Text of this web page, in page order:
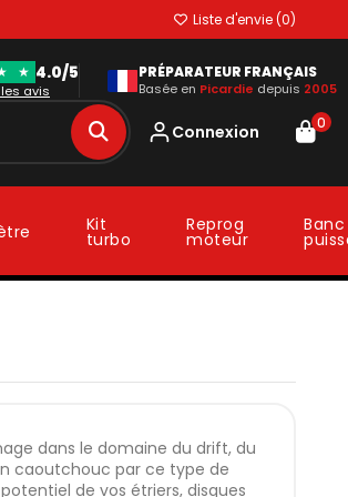
Liste d'envie (0)
★ 4.0/5
avis
PRÉPARATEUR FRANÇAIS
Basée en Picardie depuis 2005
Connexion 0
Kit
turbo
Reprog
moteur
dans le domaine du drift, du
caoutchouc par ce type de
de vos étriers, disques